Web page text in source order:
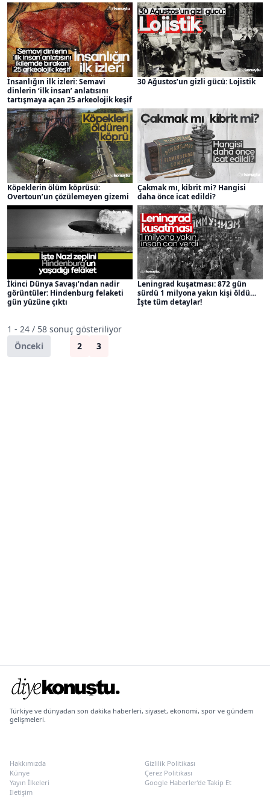
İnsanlığın ilk izleri: Semavi
dinlerin ‘ilk insan’ anlatısını
tartışmaya açan 25 arkeolojik keşif
30 Ağustos’un gizli gücü: Lojistik
Köpeklerin ölüm köprüsü:
Overtoun’un çözülemeyen gizemi
Çakmak mı, kibrit mi? Hangisi
daha önce icat edildi?
İkinci Dünya Savaşı’ndan nadir
görüntüler: Hindenburg felaketi
gün yüzüne çıktı
Leningrad kuşatması: 872 gün
sürdü 1 milyona yakın kişi öldü…
İşte tüm detaylar!
1 - 24 / 58 sonuç gösteriliyor
Önceki
2 3
Türkiye ve dünyadan son dakika haberleri, siyaset, ekonomi, spor ve gündem
gelişmeleri.
Hakkımızda
Künye
Yayın İlkeleri
İletişim
Gizlilik Politikası
Çerez Politikası
Google Haberler’de Takip Et